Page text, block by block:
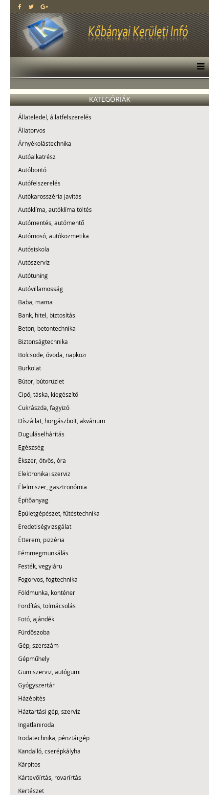
KATEGÓRIÁK
Állateledel, állatfelszerelés
Állatorvos
Árnyékolástechnika
Autóalkatrész
Autóbontó
Autófelszerelés
Autókarosszéria javítás
Autóklíma, autóklíma töltés
Autómentés, autómentő
Autómosó, autókozmetika
Autósiskola
Autószerviz
Autótuning
Autóvillamosság
Baba, mama
Bank, hitel, biztosítás
Beton, betontechnika
Biztonságtechnika
Bölcsöde, óvoda, napközi
Burkolat
Bútor, bútorüzlet
Cipő, táska, kiegészítő
Cukrászda, fagyizó
Díszállat, horgászbolt, akvárium
Duguláselhárítás
Egészség
Ékszer, ötvös, óra
Elektronikai szerviz
Élelmiszer, gasztronómia
Építőanyag
Épületgépészet, fűtéstechnika
Eredetiségvizsgálat
Étterem, pizzéria
Fémmegmunkálás
Festék, vegyiáru
Fogorvos, fogtechnika
Földmunka, konténer
Fordítás, tolmácsolás
Fotó, ajándék
Fürdőszoba
Gép, szerszám
Gépműhely
Gumiszerviz, autógumi
Gyógyszertár
Házépítés
Háztartási gép, szerviz
Ingatlaniroda
Irodatechnika, pénztárgép
Kandalló, cserépkályha
Kárpitos
Kártevőírtás, rovarírtás
Kertészet